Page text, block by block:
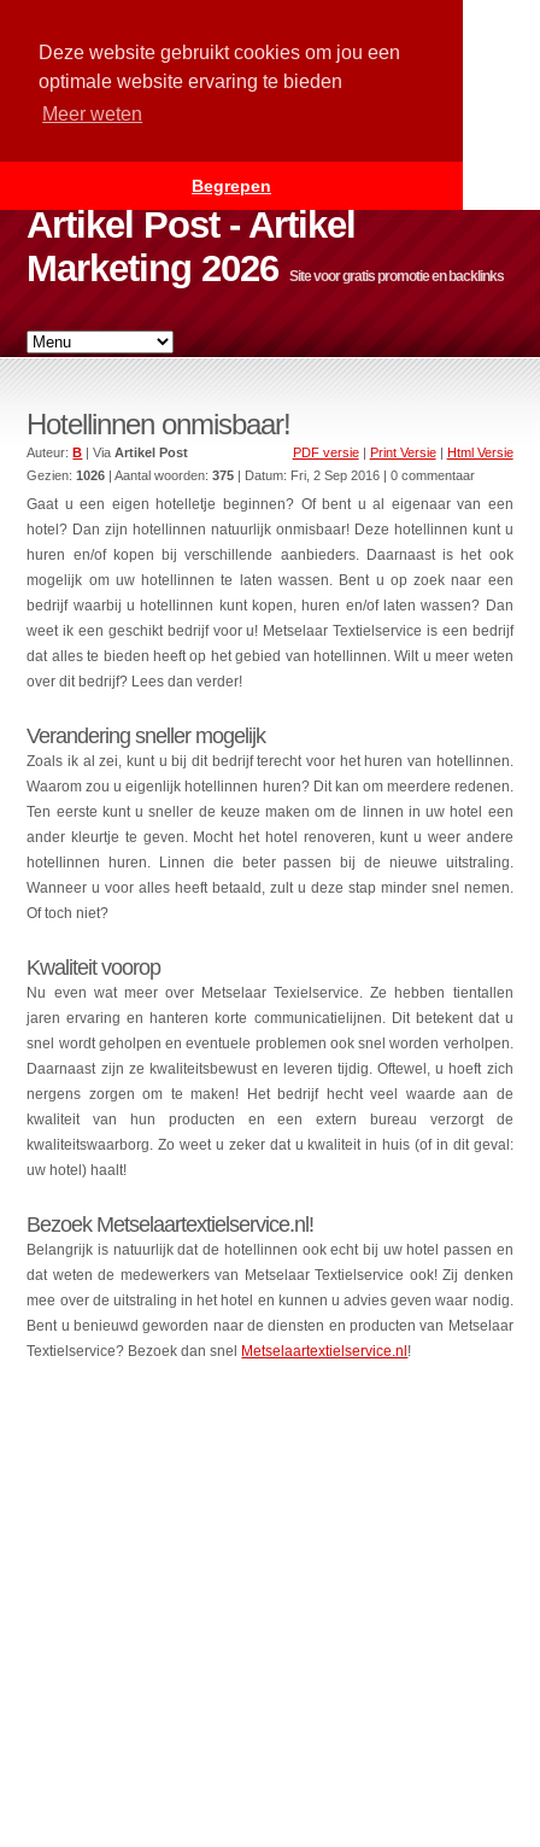
Deze website gebruikt cookies om jou een
optimale website ervaring te bieden
Meer weten
Begrepen
Artikel Post - Artikel
Marketing 2026
Site voor gratis promotie en backlinks
Hotellinnen onmisbaar!
PDF versie| Print Versie| Html Versie
Auteur:B | ViaArtikel Post
Gezien:1026 | Aantal woorden:375 | Datum: Fri, 2 Sep 2016 | 0 commentaar
Gaat u een eigen hotelletje beginnen? Of bent u al eigenaar van een
hotel? Dan zijn hotellinnen natuurlijk onmisbaar! Deze hotellinnen kunt u
huren en/of kopen bij verschillende aanbieders. Daarnaast is het ook
mogelijk om uw hotellinnen te laten wassen. Bent u op zoek naar een
bedrijf waarbij u hotellinnen kunt kopen, huren en/of laten wassen? Dan
weet ik een geschikt bedrijf voor u! Metselaar Textielservice is een bedrijf
dat alles te bieden heeft op het gebied van hotellinnen. Wilt u meer weten
over dit bedrijf? Lees dan verder!
Verandering sneller mogelijk
Zoals ik al zei, kunt u bij dit bedrijf terecht voor het huren van hotellinnen.
Waarom zou u eigenlijk hotellinnen huren? Dit kan om meerdere redenen.
Ten eerste kunt u sneller de keuze maken om de linnen in uw hotel een
ander kleurtje te geven. Mocht het hotel renoveren, kunt u weer andere
hotellinnen huren. Linnen die beter passen bij de nieuwe uitstraling.
Wanneer u voor alles heeft betaald, zult u deze stap minder snel nemen.
Of toch niet?
Kwaliteit voorop
Nu even wat meer over Metselaar Texielservice. Ze hebben tientallen
jaren ervaring en hanteren korte communicatielijnen. Dit betekent dat u
snel wordt geholpen en eventuele problemen ook snel worden verholpen.
Daarnaast zijn ze kwaliteitsbewust en leveren tijdig. Oftewel, u hoeft zich
nergens zorgen om te maken! Het bedrijf hecht veel waarde aan de
kwaliteit van hun producten en een extern bureau verzorgt de
kwaliteitswaarborg. Zo weet u zeker dat u kwaliteit in huis (of in dit geval:
uw hotel) haalt!
Bezoek Metselaartextielservice.nl!
Belangrijk is natuurlijk dat de hotellinnen ook echt bij uw hotel passen en
dat weten de medewerkers van Metselaar Textielservice ook! Zij denken
mee over de uitstraling in het hotel en kunnen u advies geven waar nodig.
Bent u benieuwd geworden naar de diensten en producten van Metselaar
Textielservice? Bezoek dan snel Metselaartextielservice.nl!